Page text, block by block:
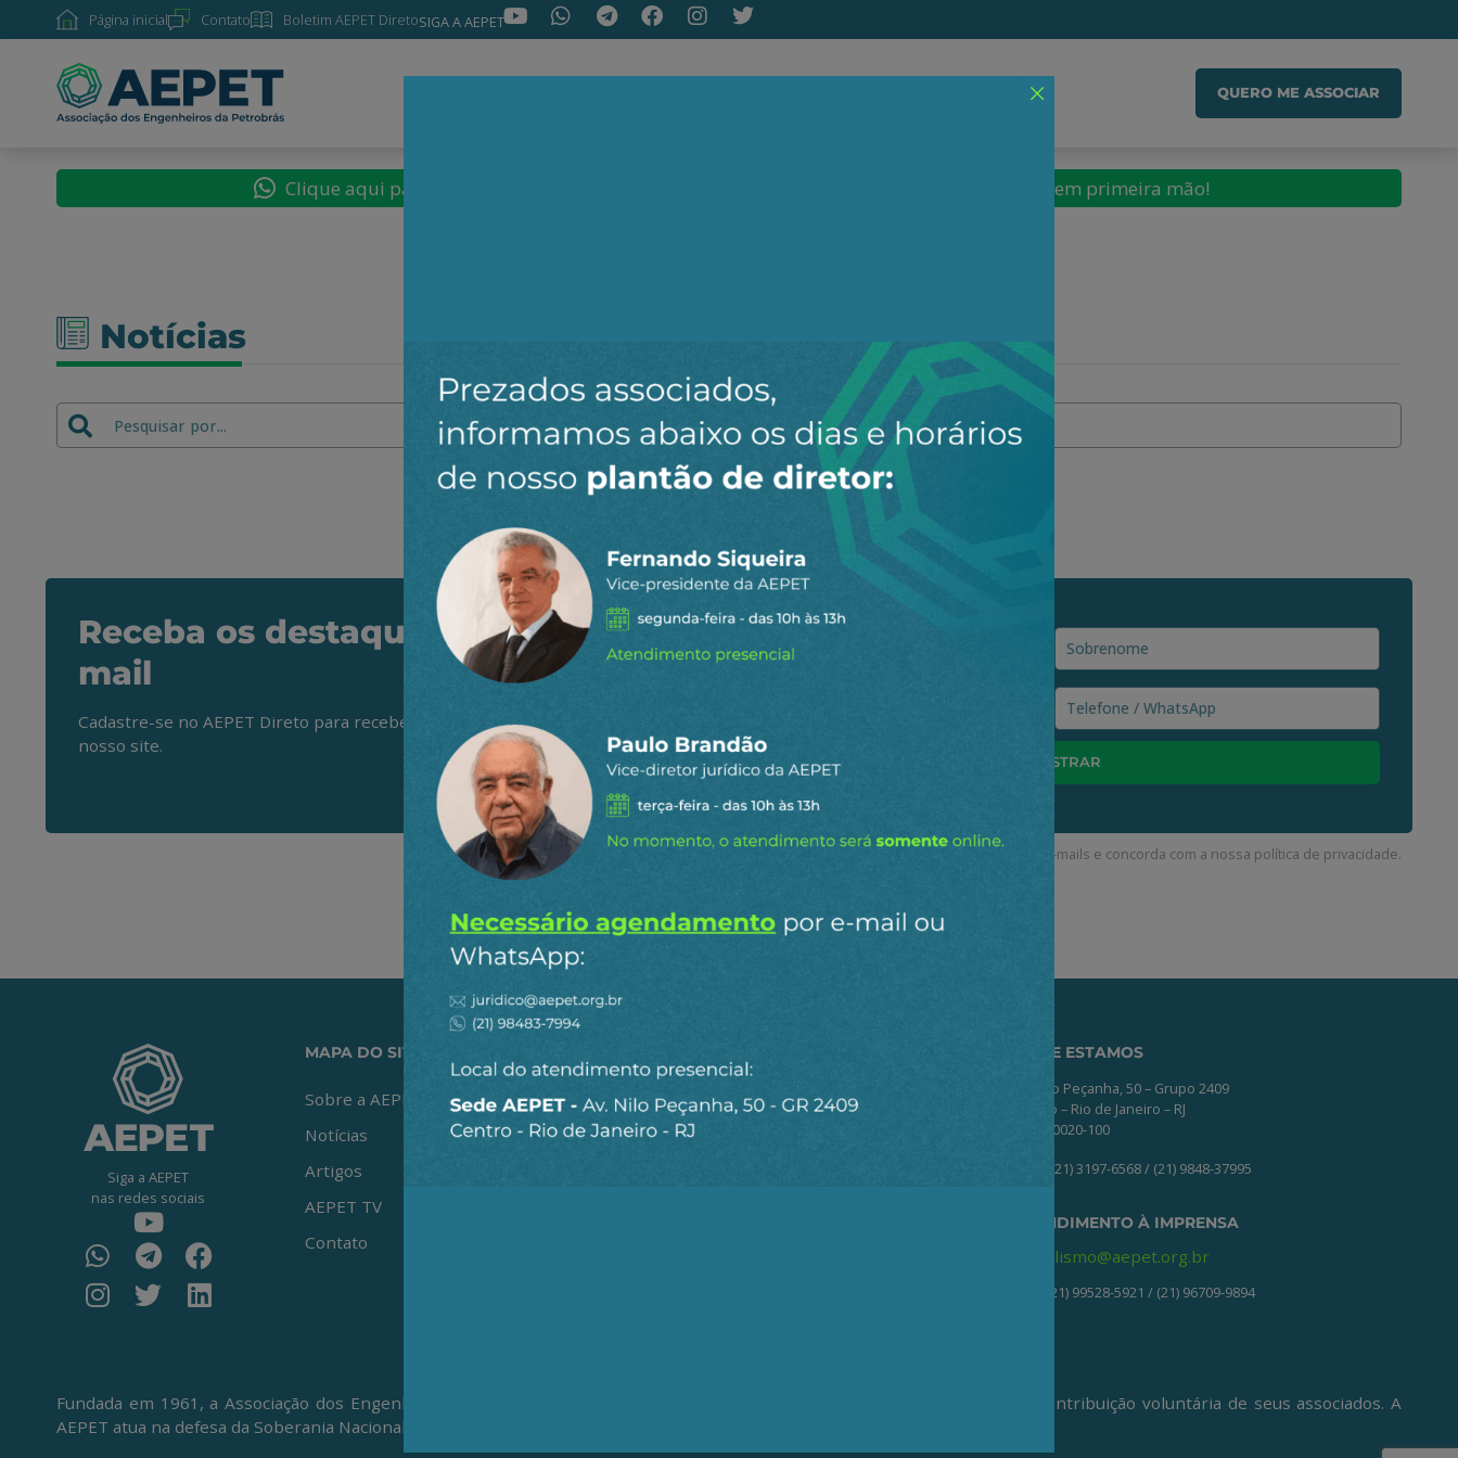
Página inicial Contato Boletim AEPET DiretoSIGA A AEPET
QUERO ME ASSOCIAR
Clique aqui para seguir o novo canal da AEPET no WhatsApp e receber nossos conteúdos em primeira mão!
Notícias
Nenhuma notícia encontrada.
Receba os destaques do dia por e-
mail
Cadastre-se no AEPET Direto para receber os principais conteúdos publicados em
nosso site.
Ao clicar em “Cadastrar” você aceita receber nossos e-mails e concorda com a nossa política de privacidade.
Siga a AEPET
nas redes sociais
MAPA DO SITE
Sobre a AEPET
Notícias
Artigos
AEPET TV
Contato
Clique no botão abaixo para enviar as
ONDE ESTAMOS
Av. Nilo Peçanha, 50 – Grupo 2409
Centro – Rio de Janeiro – RJ
CEP: 20020-100
(21) 3197-6568 / (21) 9848-37995
ATENDIMENTO À IMPRENSA
jornalismo@aepet.org.br
(21) 99528-5921 / (21) 96709-9894
Fundada em 1961, a Associação dos Engenheiros da Petrobrás (AEPET) é uma sociedade sem fins lucrativos, que vive da contribuição voluntária de seus associados. A
AEPET atua na defesa da Soberania Nacional, da Petrobrás e de seu Corpo Técnico.